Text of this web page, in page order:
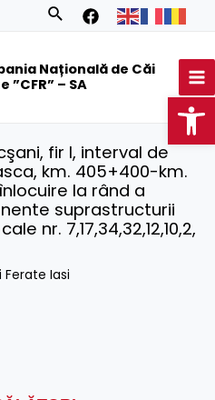
Search
Națională de Căi
”CFR” – SA
fir I, interval de
km. 405+400-km.
la rând a
suprastructurii
nr. 7,17,34,32,12,10,2,
Ferate Iasi